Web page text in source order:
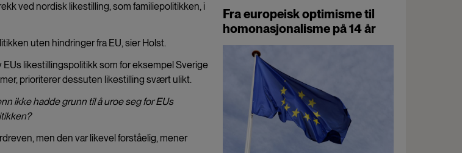
ved nordisk likestilling, som familiepolitikken, i
uten hindringer fra EU, sier Holst.
EUs likestillingspolitikk som for eksempel Sverige
prioriterer dessuten likestilling svært ulikt.
ikke hadde grunn til å uroe seg for EUs
men den var likevel forståelig, mener
Fra europeisk optimisme til
homonasjonalisme på 14 år